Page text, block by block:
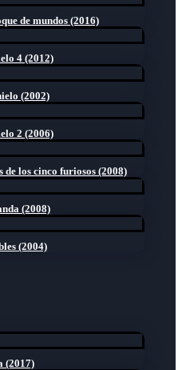
de mundos (2016)
4 (2012)
(2002)
2 (2006)
de los cinco furiosos (2008)
(2008)
(2004)
(2017)